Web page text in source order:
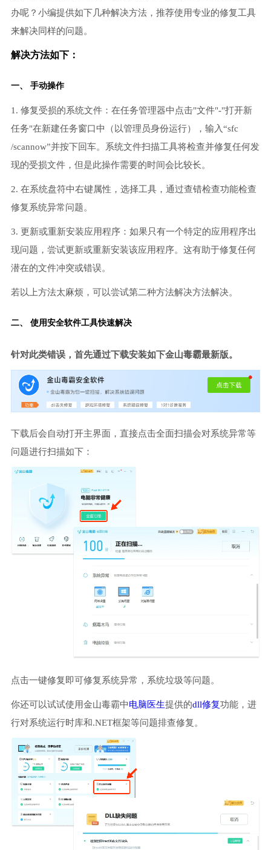
办呢？小编提供如下几种解决方法，推荐使用专业的修复工具
来解决同样的问题。
解决方法如下：
一、 手动操作
1. 修复受损的系统文件：在任务管理器中点击"文件"-"打开新
任务"在新建任务窗口中（以管理员身份运行），输入“sfc
/scannow”并按下回车。系统文件扫描工具将检查并修复任何发
现的受损文件，但是此操作需要的时间会比较长。
2. 在系统盘符中右键属性，选择工具，通过查错检查功能检查
修复系统异常问题。
3. 更新或重新安装应用程序：如果只有一个特定的应用程序出
现问题，尝试更新或重新安装该应用程序。这有助于修复任何
潜在的文件冲突或错误。
若以上方法太麻烦，可以尝试第二种方法解决方法解决。
二、 使用安全软件工具快速解决
针对此类错误，首先通过下载安装如下金山毒霸最新版。
下载后会自动打开主界面，直接点击全面扫描会对系统异常等
问题进行扫描如下：
点击一键修复即可修复系统异常，系统垃圾等问题。
你还可以试试使用金山毒霸中电脑医生提供的dll修复功能，进
行对系统运行时库和.NET框架等问题排查修复。